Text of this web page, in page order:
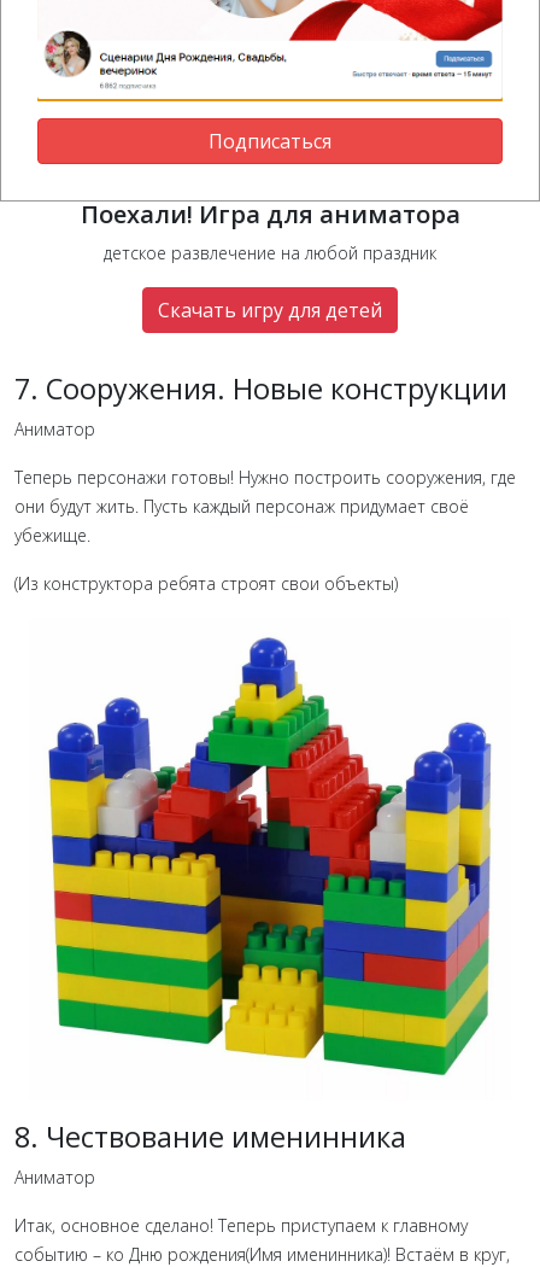
Поехали! Игра для аниматора
детское развлечение на любой праздник
Скачать игру для детей
7. Сооружения. Новые конструкции
Аниматор
Теперь персонажи готовы! Нужно построить сооружения, где
они будут жить. Пусть каждый персонаж придумает своё
убежище.
(Из конструктора ребята строят свои объекты)
8. Чествование именинника
Аниматор
Итак, основное сделано! Теперь приступаем к главному
событию – ко Дню рождения(Имя именинника)! Встаём в круг,
Подписаться